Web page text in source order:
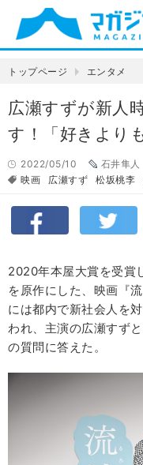
トップページ エンタメ
広瀬すずが新人
す！「好きより
2022/05/10
石井隼人
映画
広瀬すず 松坂桃李
2020年本屋大賞を受賞
を原作にした、映画『
には都内で新社会人を
われ、主演の広瀬すず
の質問に答えた。